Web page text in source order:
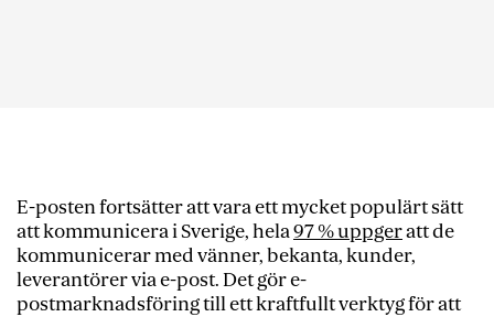
E-posten fortsätter att vara ett mycket populärt sätt
att kommunicera i Sverige, hela97 % uppgeratt de
kommunicerar med vänner, bekanta, kunder,
leverantörer via e-post. Det gör e-
postmarknadsföring till ett kraftfullt verktyg för att